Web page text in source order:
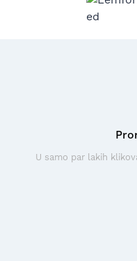
U samo par lakih